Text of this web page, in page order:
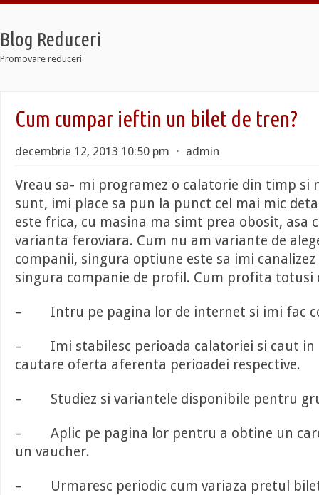
Blog Reduceri
Promovare reduceri
Taxi
7
Cum cumpar ieftin un bilet de tren?
decembrie 12, 2013 10:50 pm ⋅ admin
Vreau sa- mi programez o calatorie din timp si
sunt, imi place sa pun la punct cel mai mic
este frica, cu masina ma simt prea obosit, asa
varianta feroviara. Cum nu am variante de
companii, singura optiune este sa imi
singura companie de profil. Cum profita totusi
– Intru pe pagina lor de internet si imi fac
– Imi stabilesc perioada calatoriei si caut in
cautare oferta aferenta perioadei respective.
– Studiez si variantele disponibile pentru
– Aplic pe pagina lor pentru a obtine un
un vaucher.
– Urmaresc periodic cum variaza pretul